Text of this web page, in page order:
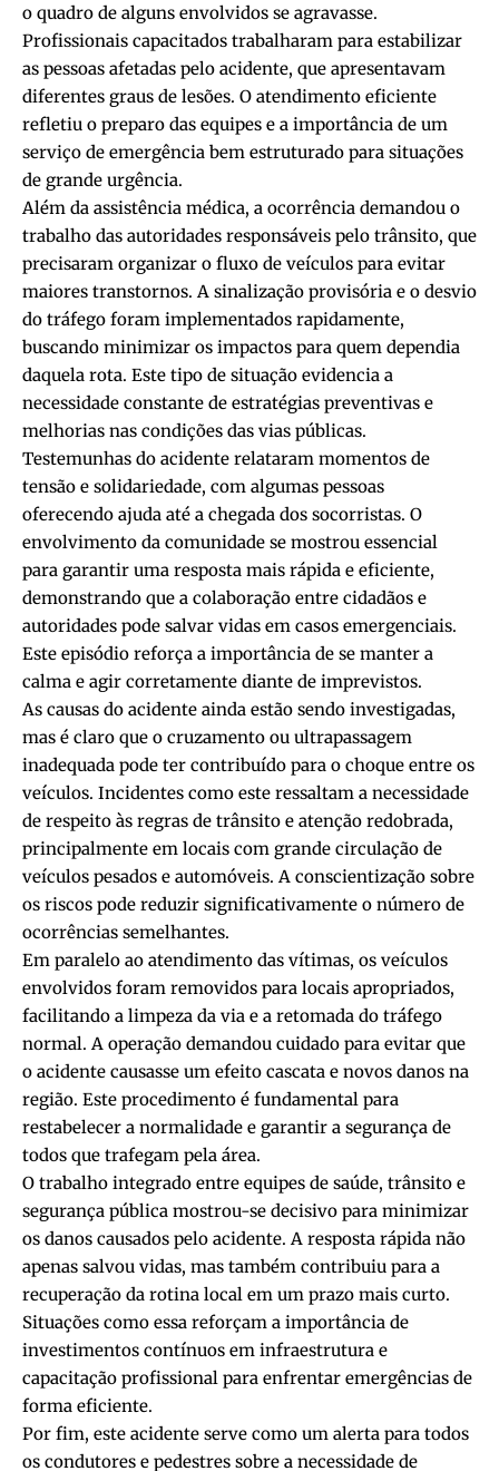
o quadro de alguns envolvidos se agravasse.
Profissionais capacitados trabalharam para estabilizar
as pessoas afetadas pelo acidente, que apresentavam
diferentes graus de lesões. O atendimento eficiente
refletiu o preparo das equipes e a importância de um
serviço de emergência bem estruturado para situações
de grande urgência.
Além da assistência médica, a ocorrência demandou o
trabalho das autoridades responsáveis pelo trânsito, que
precisaram organizar o fluxo de veículos para evitar
maiores transtornos. A sinalização provisória e o desvio
do tráfego foram implementados rapidamente,
buscando minimizar os impactos para quem dependia
daquela rota. Este tipo de situação evidencia a
necessidade constante de estratégias preventivas e
melhorias nas condições das vias públicas.
Testemunhas do acidente relataram momentos de
tensão e solidariedade, com algumas pessoas
oferecendo ajuda até a chegada dos socorristas. O
envolvimento da comunidade se mostrou essencial
para garantir uma resposta mais rápida e eficiente,
demonstrando que a colaboração entre cidadãos e
autoridades pode salvar vidas em casos emergenciais.
Este episódio reforça a importância de se manter a
calma e agir corretamente diante de imprevistos.
As causas do acidente ainda estão sendo investigadas,
mas é claro que o cruzamento ou ultrapassagem
inadequada pode ter contribuído para o choque entre os
veículos. Incidentes como este ressaltam a necessidade
de respeito às regras de trânsito e atenção redobrada,
principalmente em locais com grande circulação de
veículos pesados e automóveis. A conscientização sobre
os riscos pode reduzir significativamente o número de
ocorrências semelhantes.
Em paralelo ao atendimento das vítimas, os veículos
envolvidos foram removidos para locais apropriados,
facilitando a limpeza da via e a retomada do tráfego
normal. A operação demandou cuidado para evitar que
o acidente causasse um efeito cascata e novos danos na
região. Este procedimento é fundamental para
restabelecer a normalidade e garantir a segurança de
todos que trafegam pela área.
O trabalho integrado entre equipes de saúde, trânsito e
segurança pública mostrou-se decisivo para minimizar
os danos causados pelo acidente. A resposta rápida não
apenas salvou vidas, mas também contribuiu para a
recuperação da rotina local em um prazo mais curto.
Situações como essa reforçam a importância de
investimentos contínuos em infraestrutura e
capacitação profissional para enfrentar emergências de
forma eficiente.
Por fim, este acidente serve como um alerta para todos
os condutores e pedestres sobre a necessidade de